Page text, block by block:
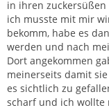
in ihren
ich musste mit mir
bekomm, habe es
werden und nach
Dort angekommen
meinerseits damit
es sichtlich zu
scharf und ich wollte